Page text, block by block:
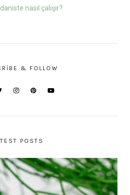
nasıl çalışır?
& FOLLOW
POSTS